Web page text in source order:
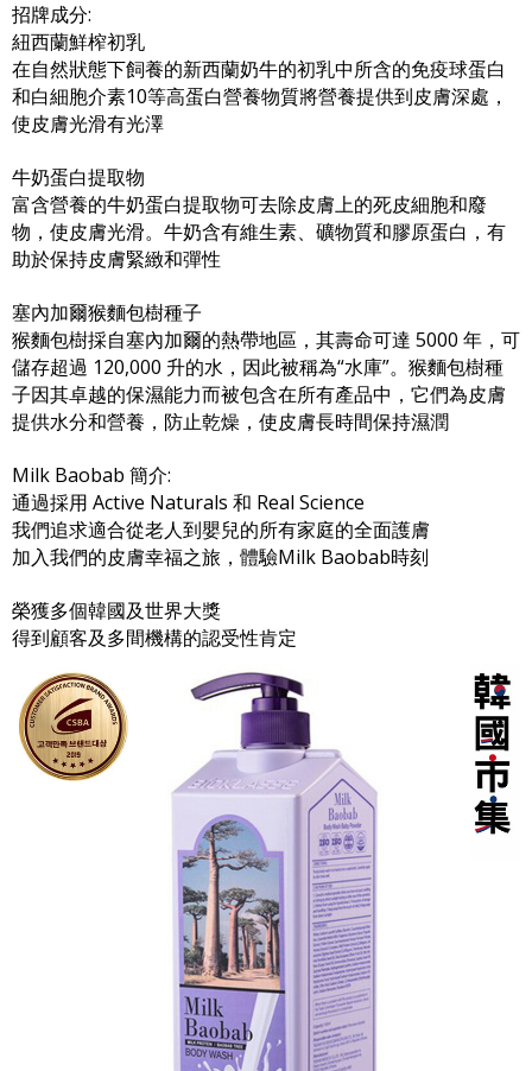
招牌成分:
紐西蘭鮮榨初乳
在自然狀態下飼養的新西蘭奶牛的初乳中所含的免疫球蛋白
和白細胞介素10等高蛋白營養物質將營養提供到皮膚深處，
使皮膚光滑有光澤
牛奶蛋白提取物
富含營養的牛奶蛋白提取物可去除皮膚上的死皮細胞和廢
物，使皮膚光滑。牛奶含有維生素、礦物質和膠原蛋白，有
助於保持皮膚緊緻和彈性
塞內加爾猴麵包樹種子
猴麵包樹採自塞內加爾的熱帶地區，其壽命可達 5000 年，可
儲存超過 120,000 升的水，因此被稱為“水庫”。猴麵包樹種
子因其卓越的保濕能力而被包含在所有產品中，它們為皮膚
提供水分和營養，防止乾燥，使皮膚長時間保持濕潤
Milk Baobab 簡介:
通過採用 Active Naturals 和 Real Science
我們追求適合從老人到嬰兒的所有家庭的全面護膚
加入我們的皮膚幸福之旅，體驗Milk Baobab時刻
榮獲多個韓國及世界大獎
得到顧客及多間機構的認受性肯定